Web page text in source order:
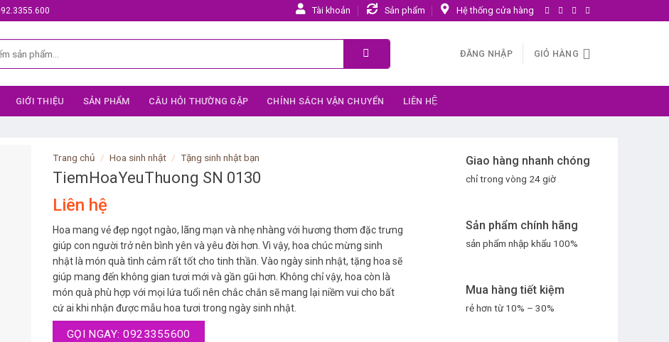
Tài khoản Sản phẩm Hệ thống cửa hàng
ĐĂNG NHẬP GIỎ HÀNG
GIỚI THIỆU SẢN PHẨM CÂU HỎI THƯỜNG GẶP CHÍNH SÁCH VẬN CHUYỂN LIÊN HỆ
Giao hàng nhanh chóng
chỉ trong vòng 24 giờ
Sản phẩm chính hãng
sản phẩm nhập khẩu 100%
Mua hàng tiết kiệm
rẻ hơn từ 10% – 30%
Trang chủ / Hoa sinh nhật / Tặng sinh nhật bạn
TiemHoaYeuThuong SN 0130
Liên hệ
Hoa mang vẻ đẹp ngọt ngào, lãng mạn và nhẹ nhàng với hương thơm đặc trưng
giúp con người trở nên bình yên và yêu đời hơn. Vì vậy, hoa chúc mừng sinh
nhật là món quà tình cảm rất tốt cho tinh thần. Vào ngày sinh nhật, tặng hoa sẽ
giúp mang đến không gian tươi mới và gần gũi hơn. Không chỉ vậy, hoa còn là
món quà phù hợp với mọi lứa tuổi nên chắc chắn sẽ mang lại niềm vui cho bất
cứ ai khi nhận được mẫu hoa tươi trong ngày sinh nhật.
GỌI NGAY: 0923355600